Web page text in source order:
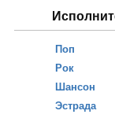
Поп
Рок
Шансон
Эстрада